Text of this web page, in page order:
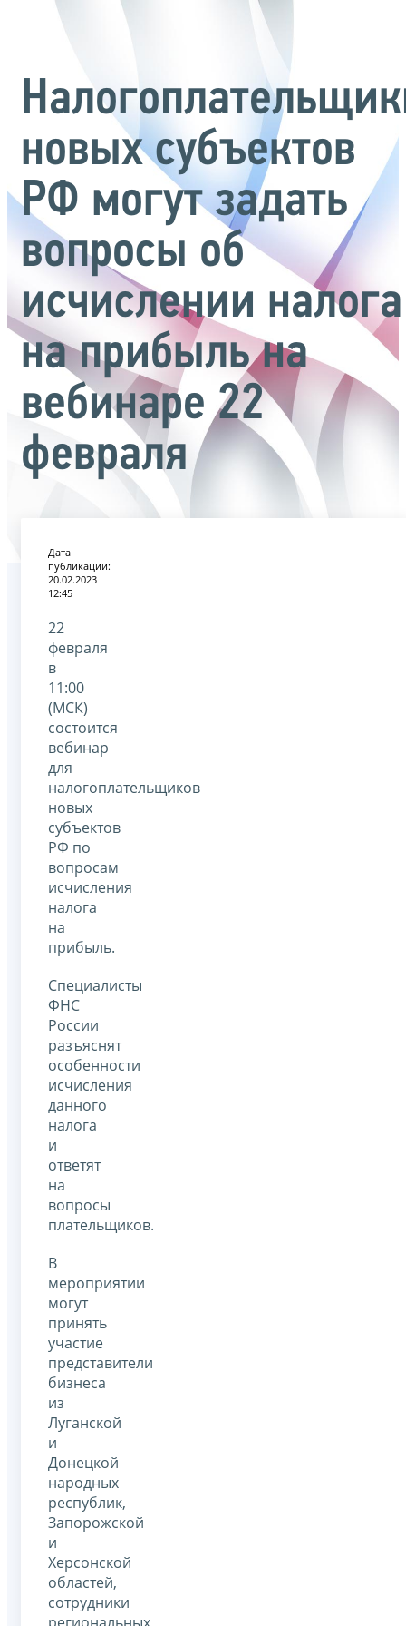
новых субъектов
РФ могут задать
вопросы об
исчислении налога
на прибыль на
вебинаре 22
февраля
Дата
публикации:
20.02.2023
12:45
22
февраля
в
11:00
(МСК)
состоится
вебинар
для
налогоплательщиков
новых
субъектов
РФ по
вопросам
исчисления
налога
на
прибыль.
Специалисты
ФНС
России
разъяснят
особенности
исчисления
данного
налога
и
ответят
на
вопросы
плательщиков.
В
мероприятии
могут
принять
участие
представители
бизнеса
из
Луганской
и
Донецкой
народных
республик,
Запорожской
и
Херсонской
областей,
сотрудники
региональных